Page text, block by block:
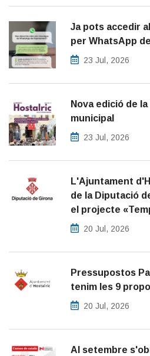
Ja pots accedir
per WhatsApp
23 Jul, 2026
Nova edició de
municipal
23 Jul, 2026
L'Ajuntament
de la Diputació
el projecte
20 Jul, 2026
Pressupostos
tenim les 9
20 Jul, 2026
Al setembre